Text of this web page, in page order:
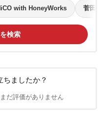
with HoneyWorks 菅田
検索
ちましたか？
まだ評価がありません